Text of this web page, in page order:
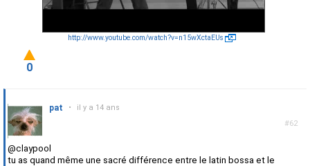
http://www.youtube.com/watch?v=n15wXctaEUs
0
#62
pat • il y a 14 ans
@claypool
tu as quand même une sacré différence entre le latin bossa et le